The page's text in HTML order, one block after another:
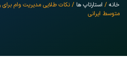
خانه / استارتاپ ها / نکات طلایی مدیریت وام
متوسط ایرانی